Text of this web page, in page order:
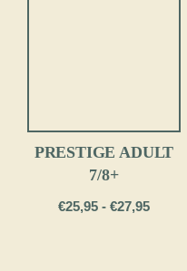
PRESTIGE ADULT
7/8+
€25,95 - €27,95Fascia